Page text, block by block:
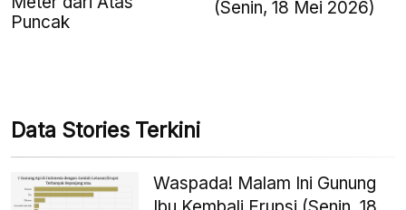
Puncak
(Senin, 18 Mei 2026)
Data Stories Terkini
Waspada! Malam Ini Gunung